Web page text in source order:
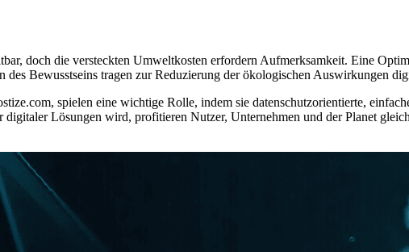
doch die versteckten Umweltkosten erfordern Aufmerksamkeit. Eine
des Bewusstseins tragen zur Reduzierung der ökologischen Auswirkungen
spielen eine wichtige Rolle, indem sie datenschutzorientierte,
digitaler Lösungen wird, profitieren Nutzer, Unternehmen und der Planet